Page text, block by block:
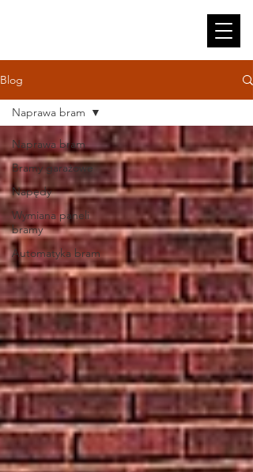
Blog
Naprawa bram
Bramy garażowe
Napędy
Wymiana paneli
bramy
Automatyka bram
Naprawa bram